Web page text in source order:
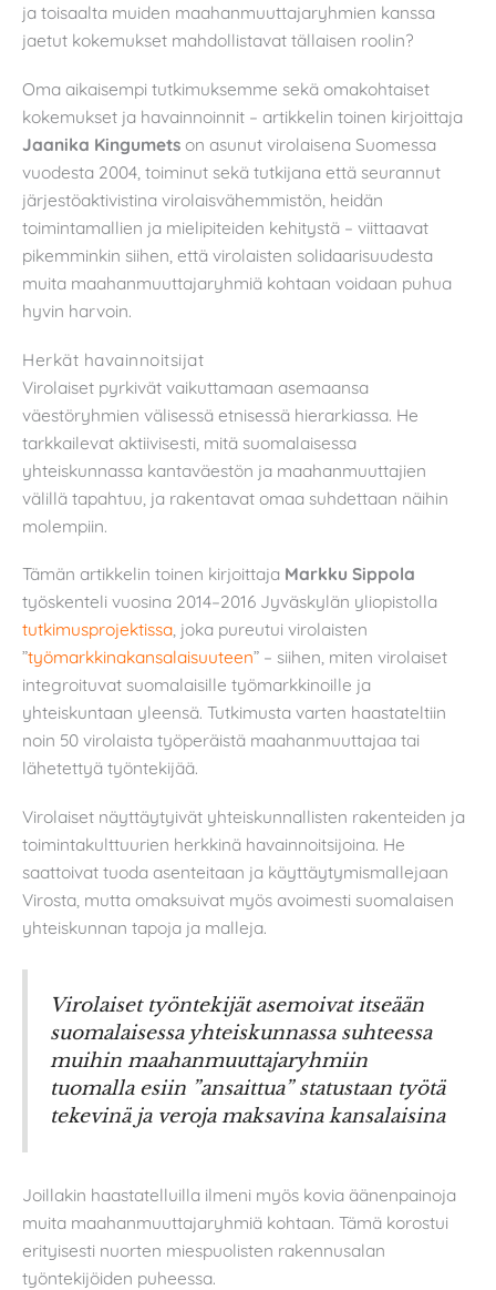
ja toisaalta muiden maahanmuuttajaryhmien kanssa
jaetut kokemukset mahdollistavat tällaisen roolin?
Oma aikaisempi tutkimuksemme sekä omakohtaiset
kokemukset ja havainnoinnit – artikkelin toinen kirjoittaja
Jaanika Kingumets on asunut virolaisena Suomessa
vuodesta 2004, toiminut sekä tutkijana että seurannut
järjestöaktivistina virolaisvähemmistön, heidän
toimintamallien ja mielipiteiden kehitystä – viittaavat
pikemminkin siihen, että virolaisten solidaarisuudesta
muita maahanmuuttajaryhmiä kohtaan voidaan puhua
hyvin harvoin.
Herkät havainnoitsijat
Virolaiset pyrkivät vaikuttamaan asemaansa
väestöryhmien välisessä etnisessä hierarkiassa. He
tarkkailevat aktiivisesti, mitä suomalaisessa
yhteiskunnassa kantaväestön ja maahanmuuttajien
välillä tapahtuu, ja rakentavat omaa suhdettaan näihin
molempiin.
Tämän artikkelin toinen kirjoittaja Markku Sippola
työskenteli vuosina 2014–2016 Jyväskylän yliopistolla
tutkimusprojektissa, joka pureutui virolaisten
”työmarkkinakansalaisuuteen” – siihen, miten virolaiset
integroituvat suomalaisille työmarkkinoille ja
yhteiskuntaan yleensä. Tutkimusta varten haastateltiin
noin 50 virolaista työperäistä maahanmuuttajaa tai
lähetettyä työntekijää.
Virolaiset näyttäytyivät yhteiskunnallisten rakenteiden ja
toimintakulttuurien herkkinä havainnoitsijoina. He
saattoivat tuoda asenteitaan ja käyttäytymismallejaan
Virosta, mutta omaksuivat myös avoimesti suomalaisen
yhteiskunnan tapoja ja malleja.
Virolaiset työntekijät asemoivat itseään
suomalaisessa yhteiskunnassa suhteessa
muihin maahanmuuttajaryhmiin
tuomalla esiin ”ansaittua” statustaan työtä
tekevinä ja veroja maksavina kansalaisina
Joillakin haastatelluilla ilmeni myös kovia äänenpainoja
muita maahanmuuttajaryhmiä kohtaan. Tämä korostui
erityisesti nuorten miespuolisten rakennusalan
työntekijöiden puheessa.